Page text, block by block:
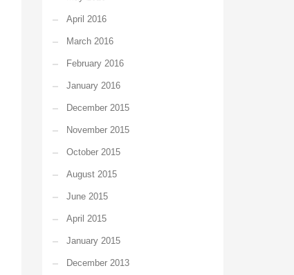
April 2016
March 2016
February 2016
January 2016
December 2015
November 2015
October 2015
August 2015
June 2015
April 2015
January 2015
December 2013